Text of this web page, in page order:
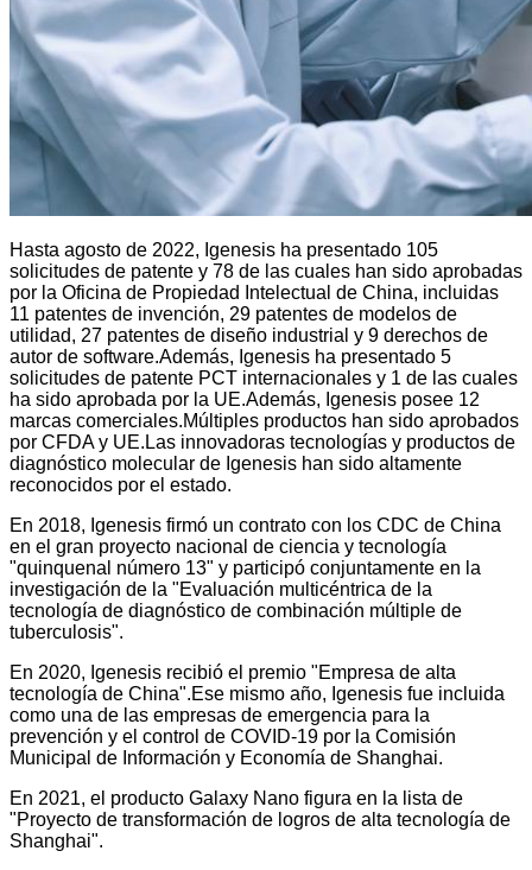
Hasta agosto de 2022, Igenesis ha presentado 105
solicitudes de patente y 78 de las cuales han sido aprobadas
por la Oficina de Propiedad Intelectual de China, incluidas
11 patentes de invención, 29 patentes de modelos de
utilidad, 27 patentes de diseño industrial y 9 derechos de
autor de software.Además, Igenesis ha presentado 5
solicitudes de patente PCT internacionales y 1 de las cuales
ha sido aprobada por la UE.Además, Igenesis posee 12
marcas comerciales.Múltiples productos han sido aprobados
por CFDA y UE. Las innovadoras tecnologías y productos de
diagnóstico molecular de Igenesis han sido altamente
reconocidos por el estado.
En 2018, Igenesis firmó un contrato con los CDC de China
en el gran proyecto nacional de ciencia y tecnología
"quinquenal número 13" y participó conjuntamente en la
investigación de la "Evaluación multicéntrica de la
tecnología de diagnóstico de combinación múltiple de
tuberculosis".
En 2020, Igenesis recibió el premio "Empresa de alta
tecnología de China".Ese mismo año, Igenesis fue incluida
como una de las empresas de emergencia para la
prevención y el control de COVID-19 por la Comisión
Municipal de Información y Economía de Shanghai.
En 2021, el producto Galaxy Nano figura en la lista de
"Proyecto de transformación de logros de alta tecnología de
Shanghai".